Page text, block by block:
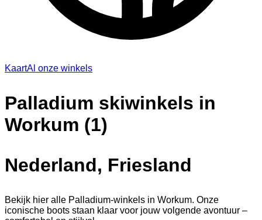
KaartAl onze winkels
Palladium skiwinkels in
Workum (1)
Nederland, Friesland
Bekijk hier alle Palladium-winkels in Workum. Onze
iconische boots staan klaar voor jouw volgende avontuur –